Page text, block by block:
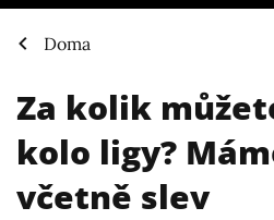
Doma
Za kolik
kolo ligy?
včetně slev